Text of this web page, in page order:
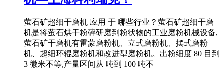
萤石矿超细干磨机 应用 于 哪些行业？萤石矿超细干磨
机是将萤石烘干粉碎研磨到粉状物的工业磨粉机械设备,
萤石矿干磨机有雷蒙磨粉机、立式磨粉机、摆式磨粉
机、超细环辊磨粉机和改进型磨粉机。出粉细度 80 目到
3 微米不等,产量区间从 吨到 100 吨不